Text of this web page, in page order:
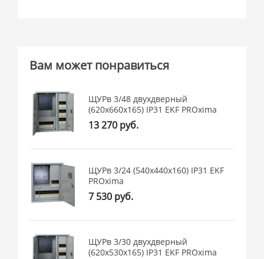
Вам может понравиться
ЩУРв 3/48 двухдверный
(620х660х165) IP31 EKF PROxima
13 270 руб.
ЩУРв 3/24 (540х440х160) IP31 EKF
PROxima
7 530 руб.
ЩУРв 3/30 двухдверный
(620х530х165) IP31 EKF PROxima